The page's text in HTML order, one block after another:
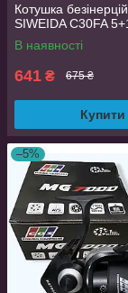
Котушка
SIWEIDA C30FA
В наявності
641 ₴ 675 ₴
Купити
–5%